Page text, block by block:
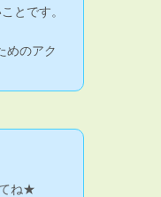
とです。
めのアク
ね★